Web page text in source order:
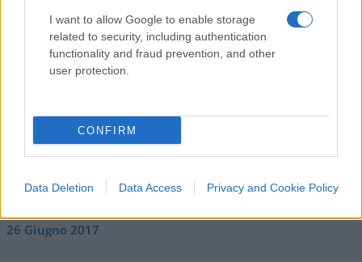
I want to allow Google to enable storage
related to security, including authentication
functionality and fraud prevention, and other
user protection.
CONFIRM
Data Deletion Data Access Privacy and Cookie Policy
4k Visualizzazioni
3 motivi per cui il Pd ha perso le
amministrative (26 giugno 2017)
26 Giugno 2017